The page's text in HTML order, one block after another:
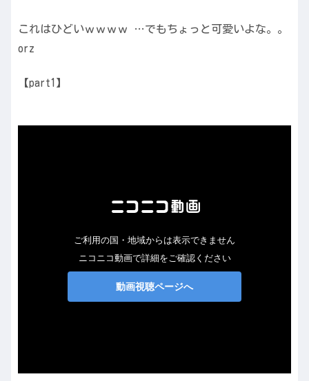
これはひどいｗｗｗｗ …でもちょっと可愛いよな。。
orz
【part1】